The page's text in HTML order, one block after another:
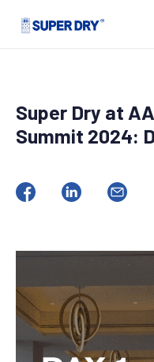
Super Dry at
Summit 2024: